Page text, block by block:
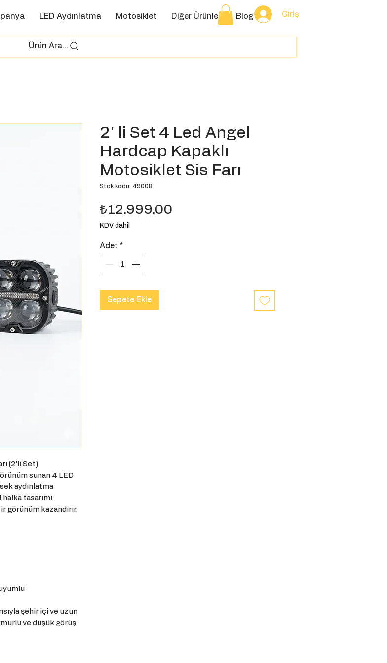
LED Aydınlatma Motosiklet Diğer Ürünler Blog Giriş
Ürün Ara...
(2’li Set)
sunan 4 LED
aydınlatma
tasarımı
kazandırır.
şehir içi ve uzun
ve düşük görüş
2' li Set 4 Led Angel
Hardcap Kapaklı
Motosiklet Sis Farı
Stok kodu: 49008
₺12.999,00
KDV dahil
Adet *
Sepete Ekle